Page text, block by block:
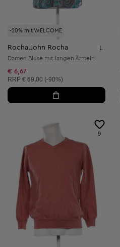
-20% mit WELCOME
Rocha.John Rocha L
Damen Bluse mit langen Ärmeln
€ 6,67
Unverbindliche Preisempfehlung:
RRP € 69,00 (-90%)
9